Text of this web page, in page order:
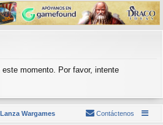
fic
ar
ra
rs
s
c
momento. Por favor, intente
Wargames Contáctenos